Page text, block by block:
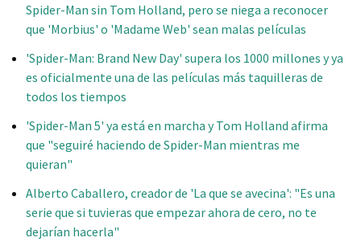
Spider-Man sin Tom Holland, pero se niega a reconocer
que 'Morbius' o 'Madame Web' sean malas películas
'Spider-Man: Brand New Day' supera los 1000 millones y ya
es oficialmente una de las películas más taquilleras de
todos los tiempos
'Spider-Man 5' ya está en marcha y Tom Holland afirma
que "seguiré haciendo de Spider-Man mientras me
quieran"
Alberto Caballero, creador de 'La que se avecina': "Es una
serie que si tuvieras que empezar ahora de cero, no te
dejarían hacerla"